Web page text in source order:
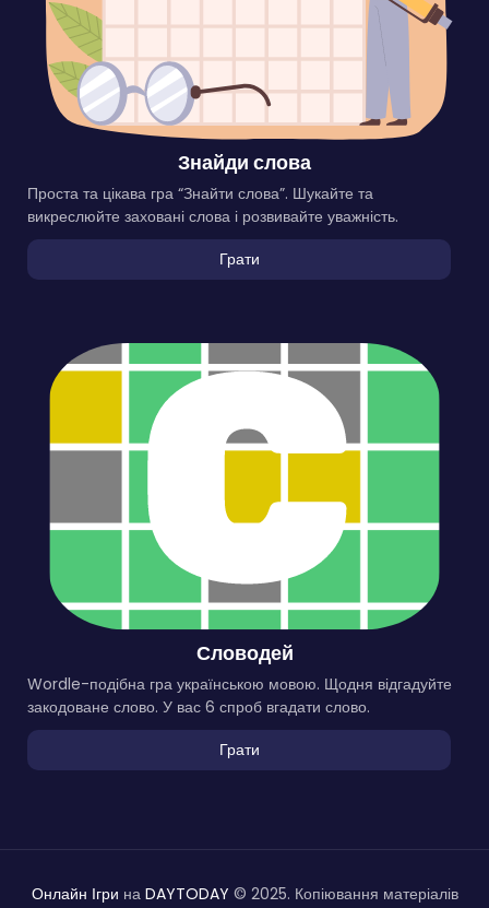
Знайди слова
Проста та цікава гра “Знайти слова”. Шукайте та
викреслюйте заховані слова і розвивайте уважність.
Грати
Словодей
Wordle-подібна гра українською мовою. Щодня відгадуйте
закодоване слово. У вас 6 спроб вгадати слово.
Грати
Онлайн Ігри на DAYTODAY © 2025. Копіювання матеріалів